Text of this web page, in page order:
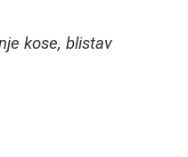
kose, blistav